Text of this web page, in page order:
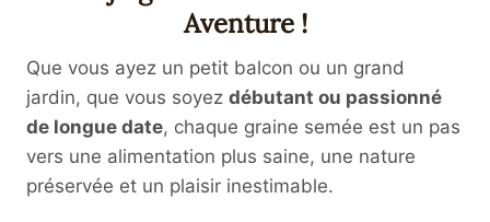
Aventure !
Que vous ayez un petit balcon ou un grand
jardin, que vous soyez débutant ou passionné
de longue date, chaque graine semée est un pas
vers une alimentation plus saine, une nature
préservée et un plaisir inestimable.